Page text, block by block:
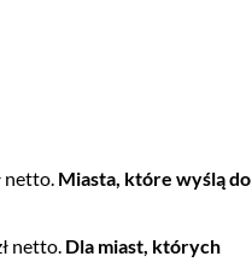
Miasta, które wyślą do
netto. Dla miast, których